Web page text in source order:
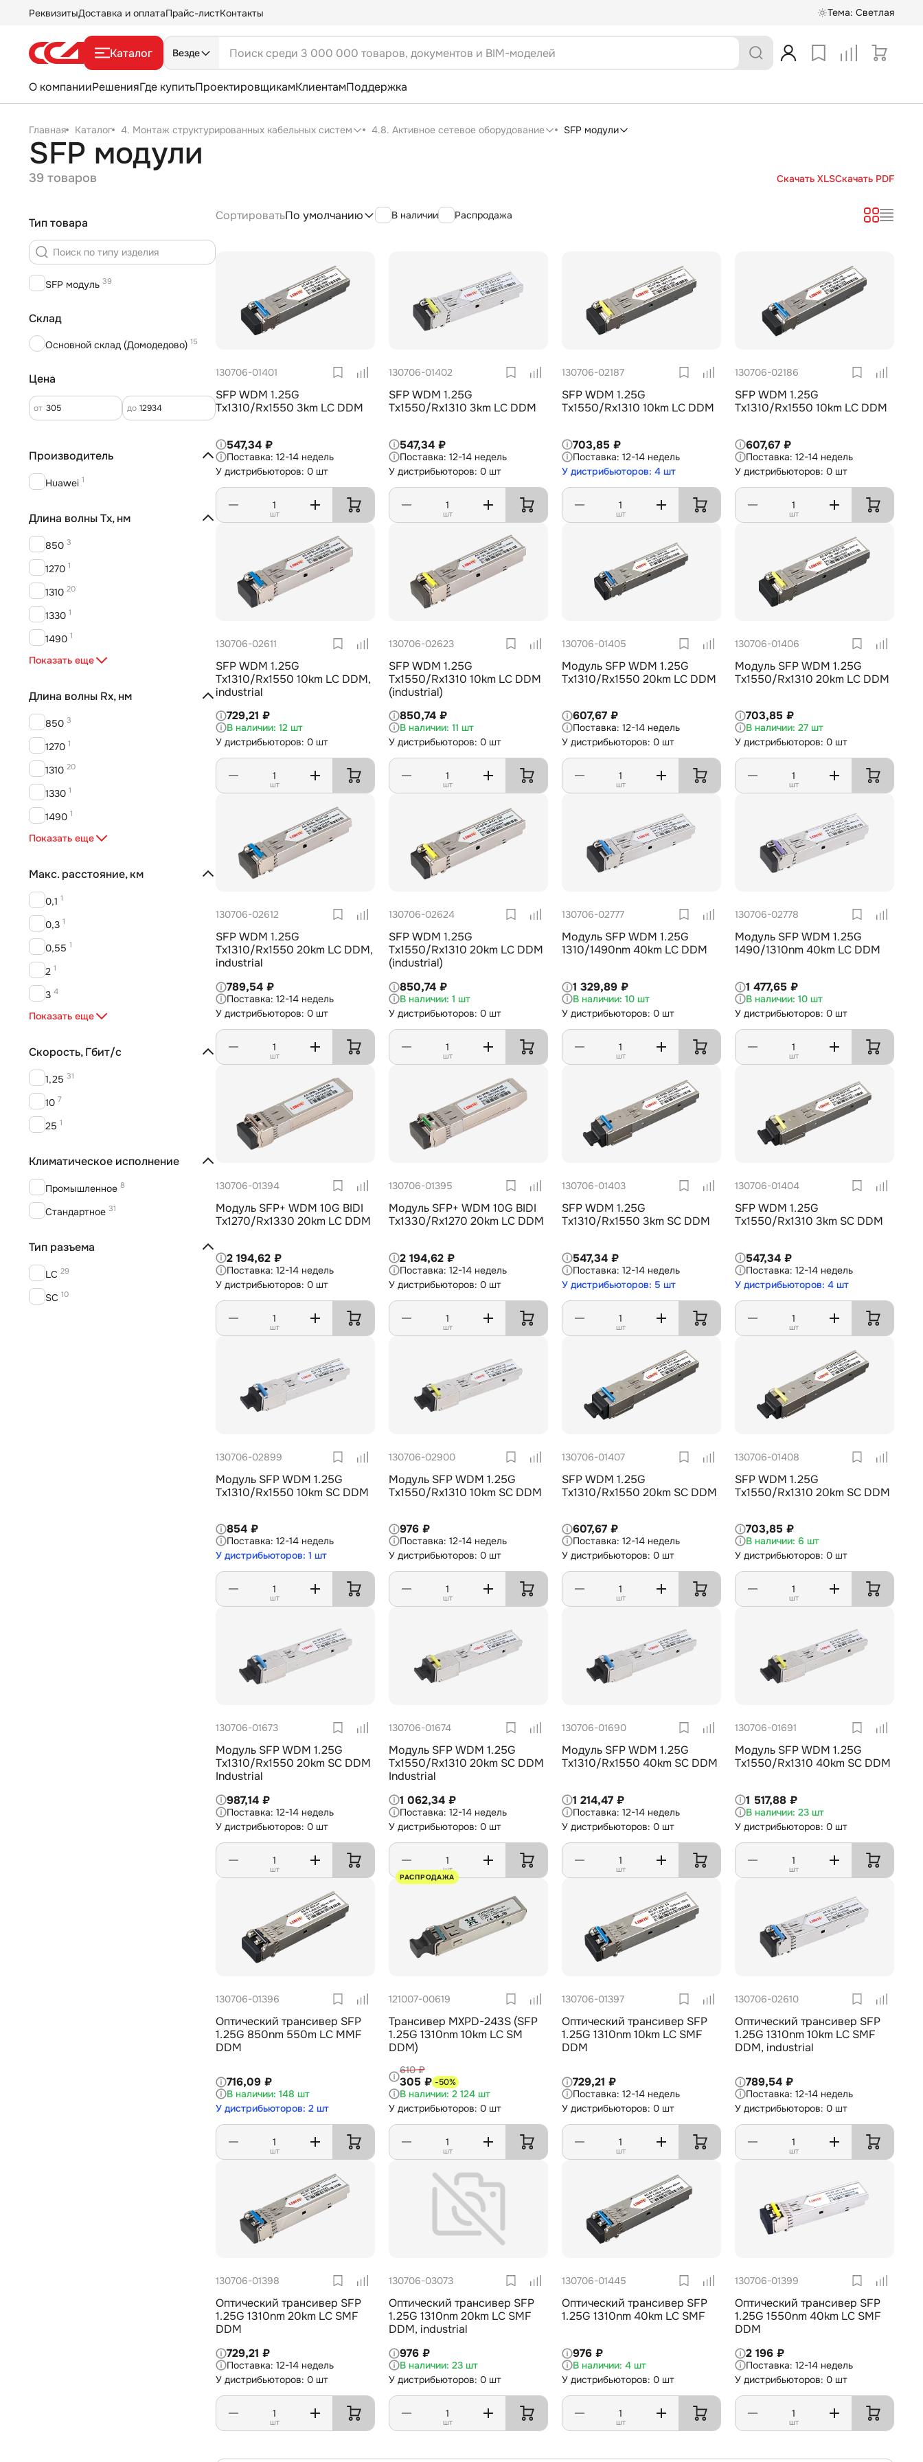
РеквизитыДоставка и оплатаПрайс-листКонтакты Тема: Светлая
Каталог Везде
О компанииРешенияГде купитьПроектировщикамКлиентамПоддержка
Главная Каталог 4. Монтаж структурированных кабельных систем 4.8. Активное сетевое оборудование SFP модули
SFP модули
39 товаров Скачать XLSСкачать PDF
Тип товара
SFP модуль 39
Склад
Основной склад (Домодедово) 15
Цена
от до
Производитель
Huawei 1
Длина волны Tx, нм
850 3
1270 1
1310 20
1330 1
1490 1
1550 13
Показать еще
Длина волны Rx, нм
850 3
1270 1
1310 20
1330 1
1490 1
1550 13
Показать еще
Макс. расстояние, км
0,1 1
0,3 1
0,55 1
2 1
3 4
10 10
80 1
Показать еще
Скорость, Гбит/с
1,25 31
10 7
25 1
Климатическое исполнение
Промышленное 8
Стандартное 31
Тип разъема
LC 29
SC 10
СортироватьПо умолчанию В наличии Распродажа
130706-01401
SFP WDM 1.25G
Tx1310/Rx1550 3km LC DDM
547,34 ₽
12-14 недель
У дистрибьюторов: 0 шт
шт
130706-01402
SFP WDM 1.25G
Tx1550/Rx1310 3km LC DDM
547,34 ₽
12-14 недель
У дистрибьюторов: 0 шт
шт
130706-02187
SFP WDM 1.25G
Tx1550/Rx1310 10km LC DDM
703,85 ₽
12-14 недель
У дистрибьюторов: 4 шт
шт
130706-02186
SFP WDM 1.25G
Tx1310/Rx1550 10km LC DDM
607,67 ₽
12-14 недель
У дистрибьюторов: 0 шт
шт
130706-02611
SFP WDM 1.25G
Tx1310/Rx1550 10km LC DDM,
industrial
729,21 ₽
12 шт
У дистрибьюторов: 0 шт
шт
130706-02623
SFP WDM 1.25G
Tx1550/Rx1310 10km LC DDM
(industrial)
850,74 ₽
11 шт
У дистрибьюторов: 0 шт
шт
130706-01405
Модуль SFP WDM 1.25G
Tx1310/Rx1550 20km LC DDM
607,67 ₽
12-14 недель
У дистрибьюторов: 0 шт
шт
130706-01406
Модуль SFP WDM 1.25G
Tx1550/Rx1310 20km LC DDM
703,85 ₽
27 шт
У дистрибьюторов: 0 шт
шт
130706-02612
SFP WDM 1.25G
Tx1310/Rx1550 20km LC DDM,
industrial
789,54 ₽
12-14 недель
У дистрибьюторов: 0 шт
шт
130706-02624
SFP WDM 1.25G
Tx1550/Rx1310 20km LC DDM
(industrial)
850,74 ₽
1 шт
У дистрибьюторов: 0 шт
шт
130706-02777
Модуль SFP WDM 1.25G
1310/1490nm 40km LC DDM
1 329,89 ₽
10 шт
У дистрибьюторов: 0 шт
шт
130706-02778
Модуль SFP WDM 1.25G
1490/1310nm 40km LC DDM
1 477,65 ₽
10 шт
У дистрибьюторов: 0 шт
шт
130706-01394
Модуль SFP+ WDM 10G BIDI
Tx1270/Rx1330 20km LC DDM
2 194,62 ₽
12-14 недель
У дистрибьюторов: 0 шт
шт
130706-01395
Модуль SFP+ WDM 10G BIDI
Tx1330/Rx1270 20km LC DDM
2 194,62 ₽
12-14 недель
У дистрибьюторов: 0 шт
шт
130706-01403
SFP WDM 1.25G
Tx1310/Rx1550 3km SC DDM
547,34 ₽
12-14 недель
У дистрибьюторов: 5 шт
шт
130706-01404
SFP WDM 1.25G
Tx1550/Rx1310 3km SC DDM
547,34 ₽
12-14 недель
У дистрибьюторов: 4 шт
шт
130706-02899
Модуль SFP WDM 1.25G
Tx1310/Rx1550 10km SC DDM
854 ₽
12-14 недель
У дистрибьюторов: 1 шт
шт
130706-02900
Модуль SFP WDM 1.25G
Tx1550/Rx1310 10km SC DDM
976 ₽
12-14 недель
У дистрибьюторов: 0 шт
шт
130706-01407
SFP WDM 1.25G
Tx1310/Rx1550 20km SC DDM
607,67 ₽
12-14 недель
У дистрибьюторов: 0 шт
шт
130706-01408
SFP WDM 1.25G
Tx1550/Rx1310 20km SC DDM
703,85 ₽
6 шт
У дистрибьюторов: 0 шт
шт
130706-01673
Модуль SFP WDM 1.25G
Tx1310/Rx1550 20km SC DDM
Industrial
987,14 ₽
12-14 недель
У дистрибьюторов: 0 шт
шт
130706-01674
Модуль SFP WDM 1.25G
Tx1550/Rx1310 20km SC DDM
Industrial
1 062,34 ₽
12-14 недель
У дистрибьюторов: 0 шт
шт
130706-01690
Модуль SFP WDM 1.25G
Tx1310/Rx1550 40km SC DDM
1 214,47 ₽
12-14 недель
У дистрибьюторов: 0 шт
шт
130706-01691
Модуль SFP WDM 1.25G
Tx1550/Rx1310 40km SC DDM
1 517,88 ₽
23 шт
У дистрибьюторов: 0 шт
шт
130706-01396
Оптический трансивер SFP
1.25G 850nm 550m LC MMF
DDM
716,09 ₽
148 шт
У дистрибьюторов: 2 шт
шт
121007-00619
РАСПРОДАЖА
Трансивер MXPD-243S (SFP
1.25G 1310nm 10km LC SM
DDM)
610 ₽
305 ₽ -50%
2 124 шт
У дистрибьюторов: 0 шт
шт
130706-01397
Оптический трансивер SFP
1.25G 1310nm 10km LC SMF
DDM
729,21 ₽
12-14 недель
У дистрибьюторов: 0 шт
шт
130706-02610
Оптический трансивер SFP
1.25G 1310nm 10km LC SMF
DDM, industrial
789,54 ₽
12-14 недель
У дистрибьюторов: 0 шт
шт
130706-01398
Оптический трансивер SFP
1.25G 1310nm 20km LC SMF
DDM
729,21 ₽
12-14 недель
У дистрибьюторов: 0 шт
шт
130706-03073
Оптический трансивер SFP
1.25G 1310nm 20km LC SMF
DDM, industrial
976 ₽
23 шт
У дистрибьюторов: 0 шт
шт
130706-01445
Оптический трансивер SFP
1.25G 1310nm 40km LC SMF
976 ₽
4 шт
У дистрибьюторов: 0 шт
шт
130706-01399
Оптический трансивер SFP
1.25G 1550nm 40km LC SMF
DDM
2 196 ₽
12-14 недель
У дистрибьюторов: 0 шт
шт